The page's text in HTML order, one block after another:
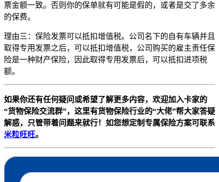
票金额一致。否则你的保单就有可能是假的，或者是交了多余
的保费。
理由三：保险发票可以抵扣增值税。公司名下的自有车辆并且
取得专用发票之后，可以抵扣增值税，公司购买的雇主责任保
险是一种财产保险，因此取得专用发票后，可以抵扣进项税
额。
如果你还有任何疑问或希望了解更多内容，欢迎加入卡家的
“货物保险交流群”，这里有货物保险行业的“大佬”帮大家答疑
解惑，只管带着问题来就行！如您想定制专属保险方案可联系
米粒旺旺。